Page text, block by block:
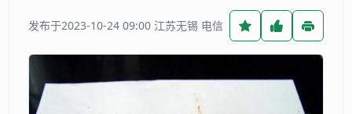
发布于2023-10-24 09:00 江苏无锡 电信